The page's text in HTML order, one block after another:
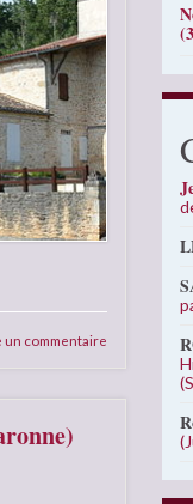
un commentaire